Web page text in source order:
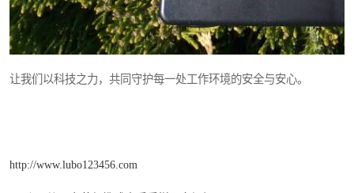
让我们以科技之力，共同守护每一处工作环境的安全与安心。
http://www.lubo123456.com